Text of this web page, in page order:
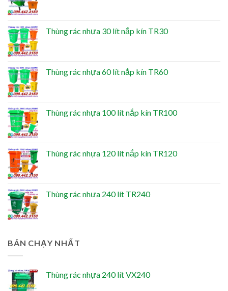
Thùng rác nhựa 30 lít nắp kín TR30
Thùng rác nhựa 60 lít nắp kín TR60
Thùng rác nhựa 100 lít nắp kín TR100
Thùng rác nhựa 120 lít nắp kín TR120
Thùng rác nhựa 240 lít TR240
BÁN CHẠY NHẤT
Thùng rác nhựa 240 lít VX240